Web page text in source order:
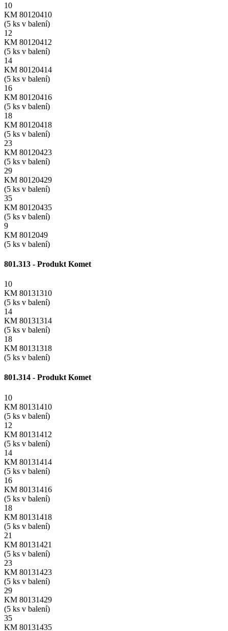
10
KM 80120410
(5 ks v balení)
12
KM 80120412
(5 ks v balení)
14
KM 80120414
(5 ks v balení)
16
KM 80120416
(5 ks v balení)
18
KM 80120418
(5 ks v balení)
23
KM 80120423
(5 ks v balení)
29
KM 80120429
(5 ks v balení)
35
KM 80120435
(5 ks v balení)
9
KM 8012049
(5 ks v balení)
801.313 - Produkt Komet
10
KM 80131310
(5 ks v balení)
14
KM 80131314
(5 ks v balení)
18
KM 80131318
(5 ks v balení)
801.314 - Produkt Komet
10
KM 80131410
(5 ks v balení)
12
KM 80131412
(5 ks v balení)
14
KM 80131414
(5 ks v balení)
16
KM 80131416
(5 ks v balení)
18
KM 80131418
(5 ks v balení)
21
KM 80131421
(5 ks v balení)
23
KM 80131423
(5 ks v balení)
29
KM 80131429
(5 ks v balení)
35
KM 80131435